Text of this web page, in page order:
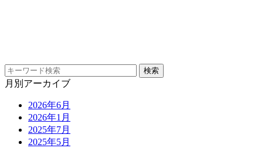
月別アーカイブ
2026年6月
2026年1月
2025年7月
2025年5月